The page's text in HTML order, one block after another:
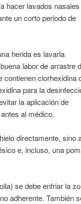
hacer lavados
un corto periodo de
herida es lavarla
labor de arrastre
contienen clorhexidina
para la
la aplicación de
al médico.
directamente, sino
e, incluso, una
se debe enfriar la
adherente. También